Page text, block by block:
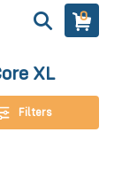
0
XL
Filters